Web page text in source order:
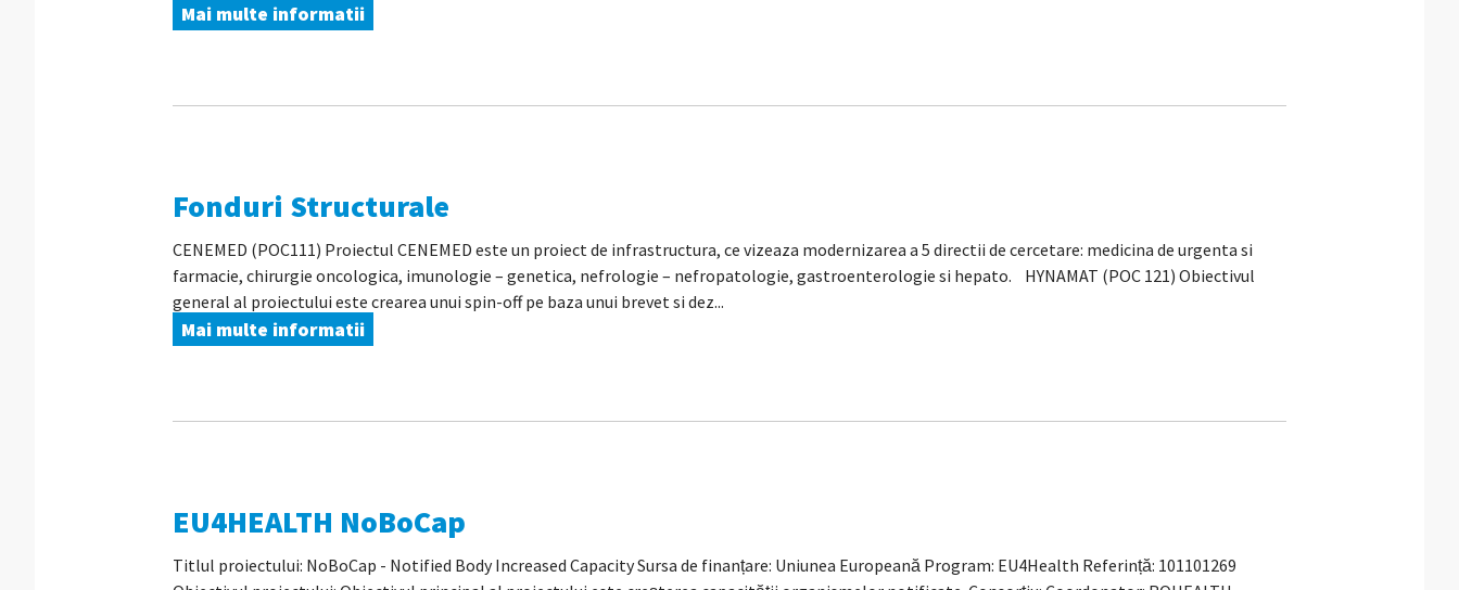
Mai multe informatii
Fonduri Structurale
CENEMED (POC111) Proiectul CENEMED este un proiect de infrastructura, ce vizeaza modernizarea a 5 directii de cercetare: medicina de urgenta si
farmacie, chirurgie oncologica, imunologie – genetica, nefrologie – nefropatologie, gastroenterologie si hepato. HYNAMAT (POC 121) Obiectivul
general al proiectului este crearea unui spin-off pe baza unui brevet si dez...
Mai multe informatii
EU4HEALTH NoBoCap
Titlul proiectului: NoBoCap - Notified Body Increased Capacity Sursa de finanțare: Uniunea Europeană Program: EU4Health Referință: 101101269